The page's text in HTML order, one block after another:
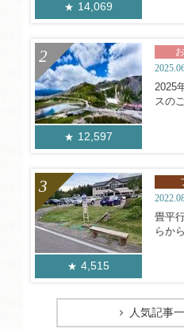
14,069
12,597
2025
スの
4,515
畳平
らか
人気記事